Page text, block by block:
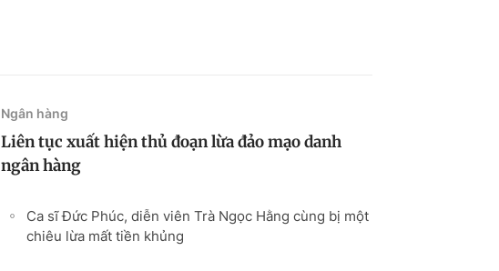
Ngân hàng
Liên tục xuất hiện thủ đoạn lừa đảo mạo danh
ngân hàng
Ca sĩ Đức Phúc, diễn viên Trà Ngọc Hằng cùng bị một
chiêu lừa mất tiền khủng